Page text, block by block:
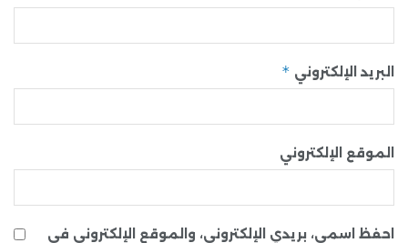
البريد الإلكتروني *
الموقع الإلكتروني
احفظ اسمي، بريدي الإلكتروني، والموقع الإلكتروني في